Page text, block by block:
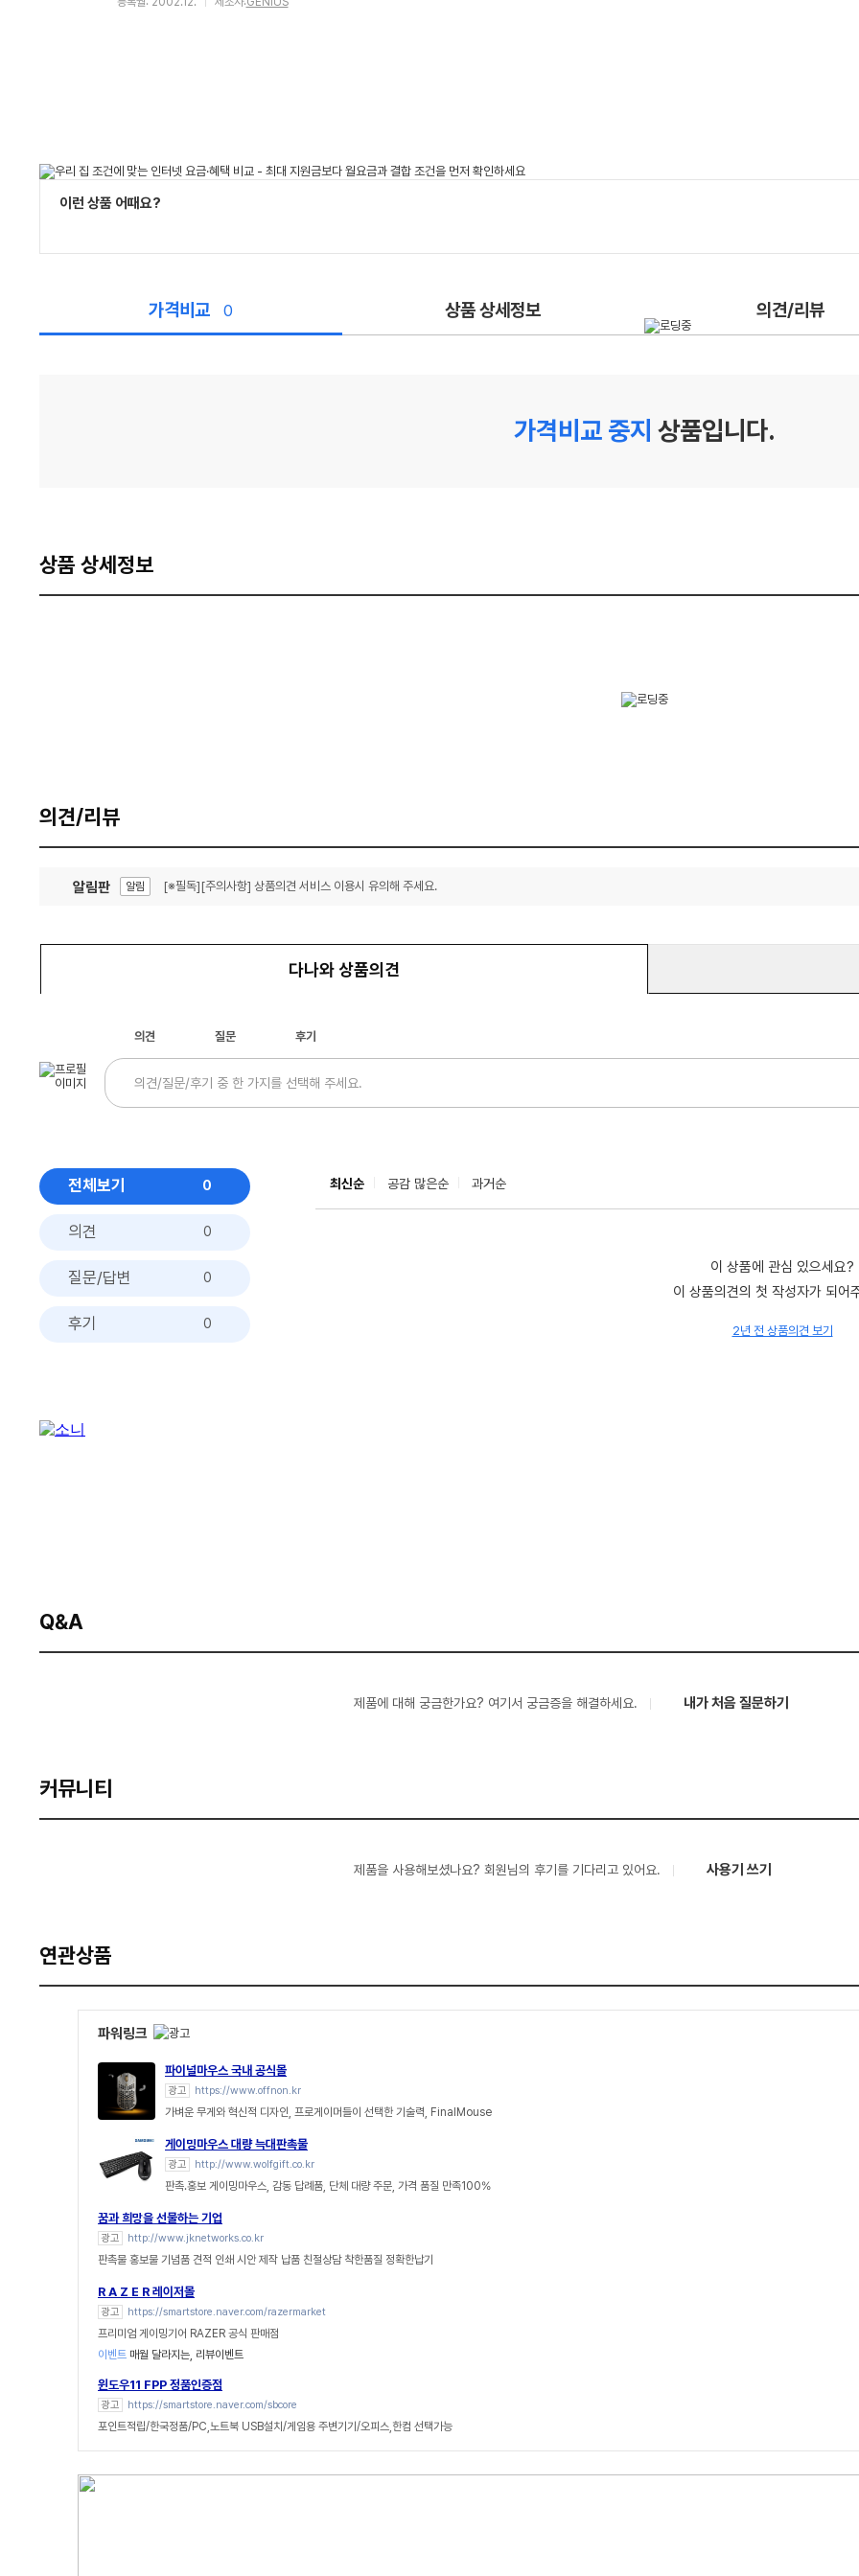
이런 상품 어때요?
가격비교 0 상품 상세정보 의견/리뷰
가격비교 중지 상품입니다.
상품 상세정보
의견/리뷰
알림판 알림 [※필독][주의사항] 상품의견 서비스 이용시 유의해 주세요.
다나와 상품의견
의견 질문 후기
전체보기 0
의견 0
질문/답변 0
후기 0
최신순 공감 많은순 과거순
이 상품에 관심 있으세요?
이 상품의견의 첫 작성자가 되어
2년 전 상품의견 보기
Q&A
제품에 대해 궁금한가요? 여기서 궁금증을 해결하세요. 내가 처음 질문하기
커뮤니티
제품을 사용해보셨나요? 회원님의 후기를 기다리고 있어요. 사용기 쓰기
연관상품
파워링크
파이널마우스 국내 공식몰
광고 https://www.offnon.kr
가벼운 무게와 혁신적 디자인, 프로게이머들이 선택한 기술력, FinalMouse
게이밍마우스 대량 늑대판촉물
광고 http://www.wolfgift.co.kr
판촉.홍보 게이밍마우스, 감동 답례품, 단체 대량 주문, 가격 품질 만족100%
꿈과 희망을 선물하는 기업
광고 http://www.jknetworks.co.kr
판촉물 홍보물 기념품 견적 인쇄 시안 제작 납품 친절상담 착한품질 정확한납기
R A Z E R 레이저몰
광고 https://smartstore.naver.com/razermarket
프리미엄 게이밍기어 RAZER 공식 판매점
이벤트 매월 달라지는, 리뷰이벤트
윈도우11 FPP 정품인증점
광고 https://smartstore.naver.com/sbcore
포인트적립/한국정품/PC,노트북 USB설치/게임용 주변기기/오피스,한컴 선택가능